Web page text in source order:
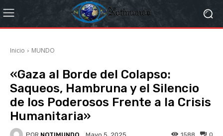
Inicio MUNDO
«Gaza al Borde del Colapso:
Saqueos, Hambruna y el Silencio
de los Poderosos Frente a la Crisis
Humanitaria»
POR NOTIMUNDO 0
1588